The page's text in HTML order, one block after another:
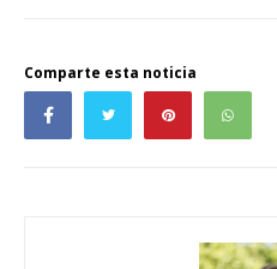
Comparte esta noticia